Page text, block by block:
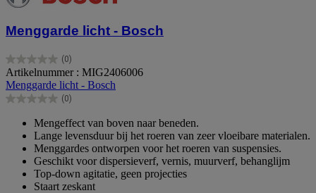
Menggarde licht - Bosch
(0)
0.0
van
de
5
Artikelnummer : MIG2406006
Menggarde licht - Bosch
(0)
0.0
sterren.
Mengeffect van boven naar beneden.
Lange levensduur bij het roeren van zeer vloeibare materialen.
Menggardes ontworpen voor het roeren van suspensies.
Geschikt voor dispersieverf, vernis, muurverf, behanglijm
Top-down agitatie, geen projecties
Staart zeskant